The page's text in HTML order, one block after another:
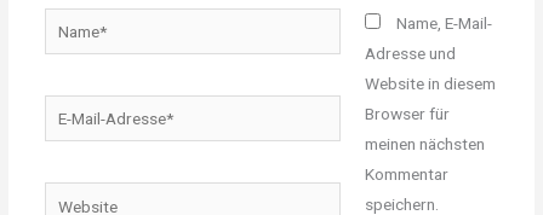
Mail-
Website
Name, E-Mail-
Adresse und
Website in diesem
Browser für
meinen nächsten
Kommentar
speichern.